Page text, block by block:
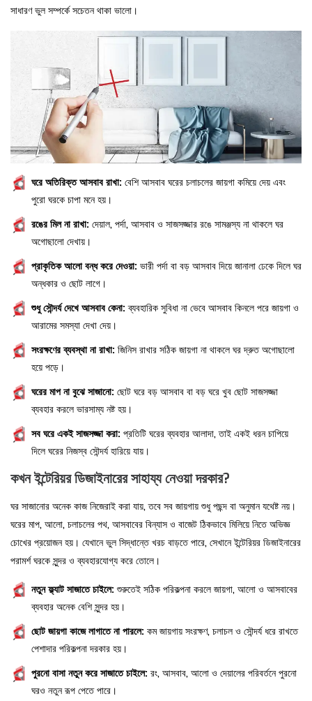
সাধারণ ভুল সম্পর্কে সচেতন থাকা ভালো।
ঘরে অতিরিক্ত আসবাব রাখা: বেশি আসবাব ঘরের চলাচলের জায়গা কমিয়ে দেয় এবং
পুরো ঘরকে চাপা মনে হয়।
রঙের মিল না রাখা: দেয়াল, পর্দা, আসবাব ও সাজসজ্জার রঙে সামঞ্জস্য না থাকলে ঘর
অগোছালো দেখায়।
প্রাকৃতিক আলো বন্ধ করে দেওয়া: ভারী পর্দা বা বড় আসবাব দিয়ে জানালা ঢেকে দিলে ঘর
অন্ধকার ও ছোট লাগে।
শুধু সৌন্দর্য দেখে আসবাব কেনা: ব্যবহারিক সুবিধা না ভেবে আসবাব কিনলে পরে জায়গা ও
আরামের সমস্যা দেখা দেয়।
সংরক্ষণের ব্যবস্থা না রাখা: জিনিস রাখার সঠিক জায়গা না থাকলে ঘর দ্রুত অগোছালো
হয়ে পড়ে।
ঘরের মাপ না বুঝে সাজানো: ছোট ঘরে বড় আসবাব বা বড় ঘরে খুব ছোট সাজসজ্জা
ব্যবহার করলে ভারসাম্য নষ্ট হয়।
সব ঘরে একই সাজসজ্জা করা: প্রতিটি ঘরের ব্যবহার আলাদা, তাই একই ধরন চাপিয়ে
দিলে ঘরের নিজস্ব সৌন্দর্য হারিয়ে যায়।
কখন ইন্টেরিয়র ডিজাইনারের সাহায্য নেওয়া দরকার?
ঘর সাজানোর অনেক কাজ নিজেরাই করা যায়, তবে সব জায়গায় শুধু পছন্দ বা অনুমান যথেষ্ট নয়।
ঘরের মাপ, আলো, চলাচলের পথ, আসবাবের বিন্যাস ও বাজেট ঠিকভাবে মিলিয়ে নিতে অভিজ্ঞ
চোখের প্রয়োজন হয়। যেখানে ভুল সিদ্ধান্তে খরচ বাড়তে পারে, সেখানে ইন্টেরিয়র ডিজাইনারের
পরামর্শ ঘরকে সুন্দর ও ব্যবহারযোগ্য করে তোলে।
নতুন ফ্ল্যাট সাজাতে চাইলে: শুরুতেই সঠিক পরিকল্পনা করলে জায়গা, আলো ও আসবাবের
ব্যবহার অনেক বেশি সুন্দর হয়।
ছোট জায়গা কাজে লাগাতে না পারলে: কম জায়গায় সংরক্ষণ, চলাচল ও সৌন্দর্য ধরে রাখতে
পেশাদার পরিকল্পনা দরকার হয়।
পুরনো বাসা নতুন করে সাজাতে চাইলে: রং, আসবাব, আলো ও দেয়ালের পরিবর্তনে পুরনো
ঘরও নতুন রূপ পেতে পারে।